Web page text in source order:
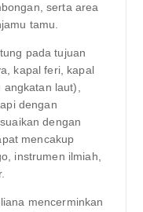
serta area
tamu.
pada tujuan
kapal feri, kapal
angkatan laut),
dengan
dengan
mencakup
instrumen ilmiah,
mencerminkan